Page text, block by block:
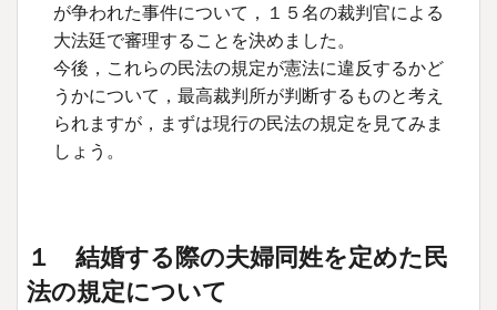
執筆者
が争われた事件について，１５名の裁判官による
大法廷で審理することを決めました。
今後，これらの民法の規定が憲法に違反するかど
うかについて，最高裁判所が判断するものと考え
られますが，まずは現行の民法の規定を見てみま
しょう。
１ 結婚する際の夫婦同姓を定めた民
法の規定について